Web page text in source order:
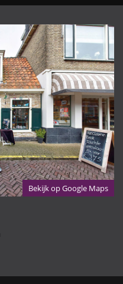
Bekijk op Google Maps